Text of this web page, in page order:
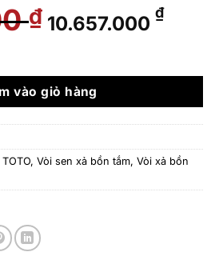
₫ Giá
gốc
13.196.000 ₫.
10.657.000 ₫Giá
là:
TBG01201B số lượng
vào giỏ hàng
, Vòi sen xả bồn tắm, Vòi xả bồn